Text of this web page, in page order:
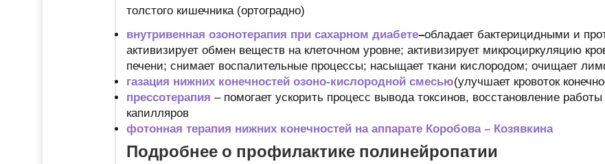
толстого кишечника (ортоградно)
внутривенная озонотерапия при сахарном диабете–обладает бактерицидными и
активизирует обмен веществ на клеточном уровне; активизирует микроциркуляцию
печени; снимает воспалительные процессы; насыщает ткани кислородом; очищает
газация нижних конечностей озоно-кислородной смесью(улучшает кровоток
прессотерапия – помогает ускорить процесс вывода токсинов, восстановление
капилляров
фотонная терапия нижних конечностей на аппарате Коробова – Козявкина
Подробнее о профилактике полинейропатии